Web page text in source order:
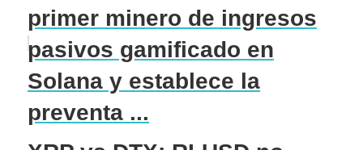
primer minero de ingresos
pasivos gamificado en
Solana y establece la
preventa ...